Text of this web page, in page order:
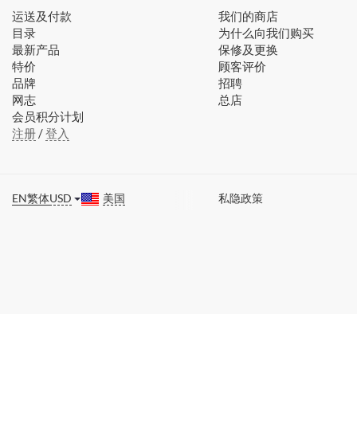
运送及付款
目录
最新产品
特价
品牌
网志
会员积分计划
注册/登入
我们的商店
为什么向我们购买
保修及更换
顾客评价
招聘
总店
EN繁体USD 美国 私隐政策